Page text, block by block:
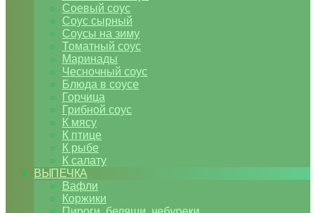
Соевый соус
Соус сырный
Соусы на зиму
Томатный соус
Маринады
Чесночный соус
Блюда в соусе
Горчица
Грибной соус
К мясу
К птице
К рыбе
К салату
ВЫПЕЧКА
Вафли
Коржики